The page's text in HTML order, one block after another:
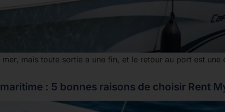
mais toute sortie a une fin, et le retour au port est
: 5 bonnes raisons de choisir Rent